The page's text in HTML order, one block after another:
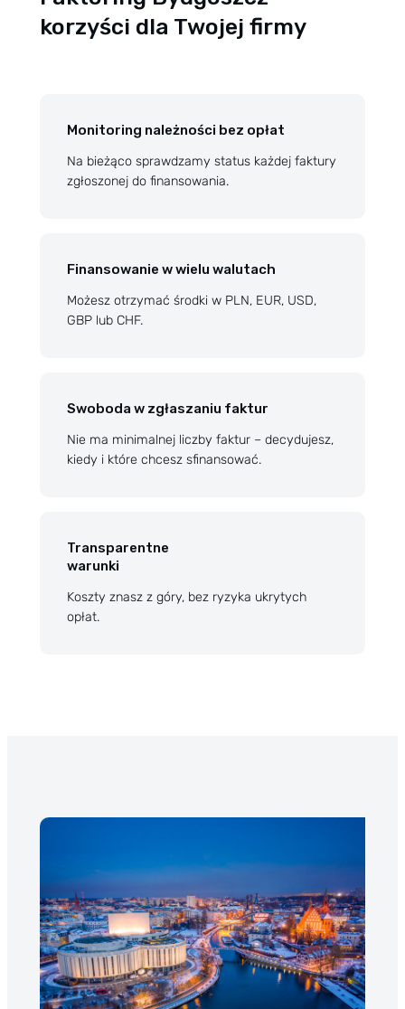
korzyści dla Twojej firmy
Monitoring należności bez opłat
Na bieżąco sprawdzamy status każdej faktury
zgłoszonej do finansowania.
Finansowanie w wielu walutach
Możesz otrzymać środki w PLN, EUR, USD,
GBP lub CHF.
Swoboda w zgłaszaniu faktur
Nie ma minimalnej liczby faktur – decydujesz,
kiedy i które chcesz sfinansować.
Transparentne
warunki
Koszty znasz z góry, bez ryzyka ukrytych
opłat.